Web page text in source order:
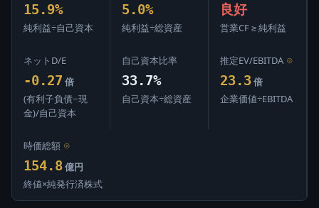
15.9%
純利益÷自己資本
5.0%
純利益÷総資産
良好
営業CF ≥ 純利益
ネットD/E
-0.27 倍
(有利子負債−現
金)/自己資本
自己資本比率
33.7%
自己資本÷総資産
推定EV/EBITDA ⊙
23.3 倍
企業価値÷EBITDA
時価総額 ⊙
154.8 億円
終値×純発行済株式